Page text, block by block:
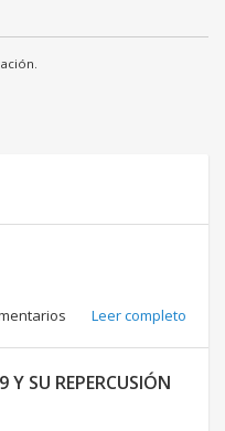
Leer completo
SU REPERCUSIÓN